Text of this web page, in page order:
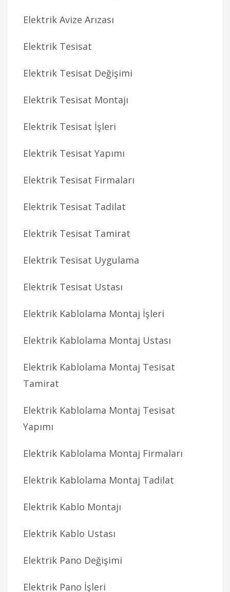
Elektrik Avize Arızası
Elektrik Tesisat
Elektrik Tesisat Değişimi
Elektrik Tesisat Montajı
Elektrik Tesisat İşleri
Elektrik Tesisat Yapımı
Elektrik Tesisat Firmaları
Elektrik Tesisat Tadilat
Elektrik Tesisat Tamirat
Elektrik Tesisat Uygulama
Elektrik Tesisat Ustası
Elektrik Kablolama Montaj İşleri
Elektrik Kablolama Montaj Ustası
Elektrik Kablolama Montaj Tesisat
Tamirat
Elektrik Kablolama Montaj Tesisat
Yapımı
Elektrik Kablolama Montaj Firmaları
Elektrik Kablolama Montaj Tadilat
Elektrik Kablo Montajı
Elektrik Kablo Ustası
Elektrik Pano Değişimi
Elektrik Pano İşleri